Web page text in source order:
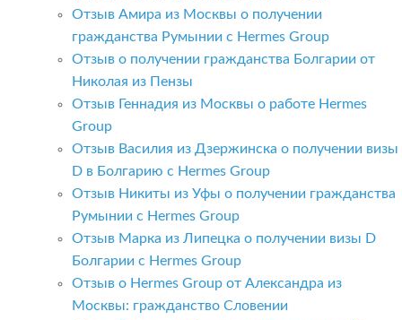
Отзыв Амира из Москвы о получении
гражданства Румынии с Hermes Group
Отзыв о получении гражданства Болгарии от
Николая из Пензы
Отзыв Геннадия из Москвы о работе Hermes
Group
Отзыв Василия из Дзержинска о получении визы
D в Болгарию с Hermes Group
Отзыв Никиты из Уфы о получении гражданства
Румынии с Hermes Group
Отзыв Марка из Липецка о получении визы D
Болгарии с Hermes Group
Отзыв о Hermes Group от Александра из
Москвы: гражданство Словении